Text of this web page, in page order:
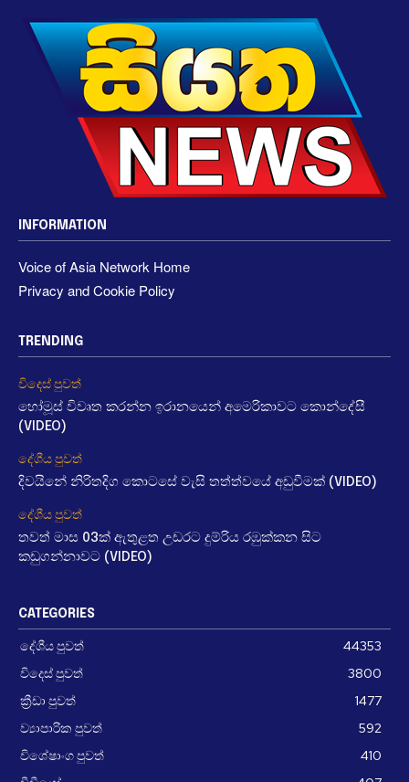
INFORMATION
Voice of Asia Network Home
Privacy and Cookie Policy
TRENDING
විදෙස් පුවත්
හෝමූස් විවෘත කරන්න ඉරානයෙන් අමෙරිකාවට කොන්දේසී
(VIDEO)
දේශීය පුවත්
දිවයිනේ නිරිතදිග කොටසේ වැසි තත්ත්වයේ අඩුවීමක් (VIDEO)
දේශීය පුවත්
තවත් මාස 03ක් ඇතුළත උඩරට දුම්රිය රඹුක්කන සිට
කඩුගන්නාවට (VIDEO)
CATEGORIES
දේශීය පුවත්
44353
විදෙස් පුවත්
3800
ක්‍රීඩා පුවත්
1477
ව්‍යාපාරික පුවත්
592
විශේෂාංග පුවත්
410